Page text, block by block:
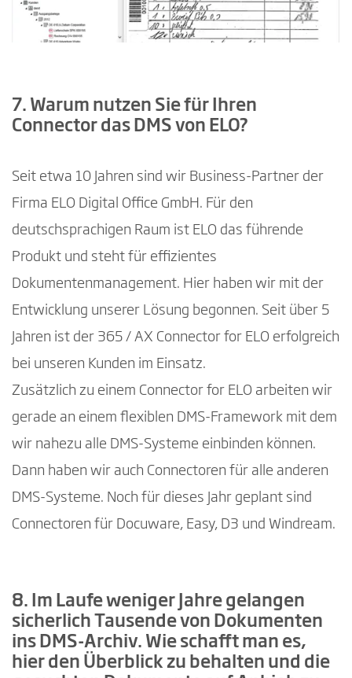
7. Warum nutzen Sie für Ihren
Connector das DMS von ELO?
Seit etwa 10 Jahren sind wir Business-Partner der
Firma ELO Digital Office GmbH. Für den
deutschsprachigen Raum ist ELO das führende
Produkt und steht für effizientes
Dokumentenmanagement. Hier haben wir mit der
Entwicklung unserer Lösung begonnen. Seit über 5
Jahren ist der 365 / AX Connector for ELO erfolgreich
bei unseren Kunden im Einsatz.
Zusätzlich zu einem Connector for ELO arbeiten wir
gerade an einem flexiblen DMS-Framework mit dem
wir nahezu alle DMS-Systeme einbinden können.
Dann haben wir auch Connectoren für alle anderen
DMS-Systeme. Noch für dieses Jahr geplant sind
Connectoren für Docuware, Easy, D3 und Windream.
8. Im Laufe weniger Jahre gelangen
sicherlich Tausende von Dokumenten
ins DMS-Archiv. Wie schafft man es,
hier den Überblick zu behalten und die